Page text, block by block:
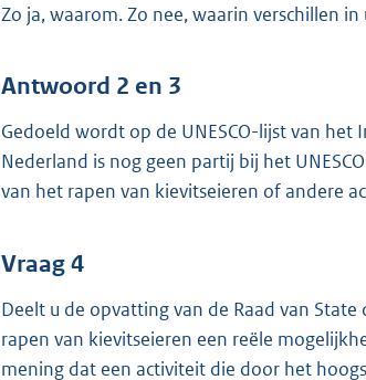
Zo ja, waarom. Zo nee, waarin verschillen
Antwoord 2 en 3
Gedoeld wordt op de UNESCO-lijst van
Nederland is nog geen partij bij het
van het rapen van kievitseieren of andere
Vraag 4
Deelt u de opvatting van de Raad van
rapen van kievitseieren een reële
mening dat een activiteit die door het